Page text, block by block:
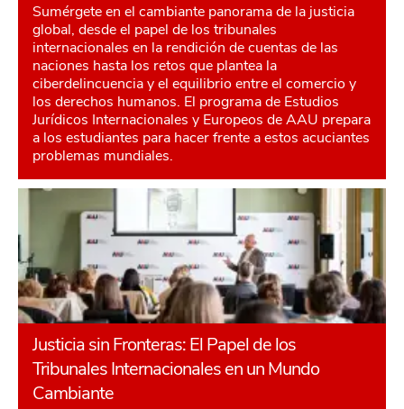
Sumérgete en el cambiante panorama de la justicia
global, desde el papel de los tribunales
internacionales en la rendición de cuentas de las
naciones hasta los retos que plantea la
ciberdelincuencia y el equilibrio entre el comercio y
los derechos humanos. El programa de Estudios
Jurídicos Internacionales y Europeos de AAU prepara
a los estudiantes para hacer frente a estos acuciantes
problemas mundiales.
Justicia sin Fronteras: El Papel de los
Tribunales Internacionales en un Mundo
Cambiante